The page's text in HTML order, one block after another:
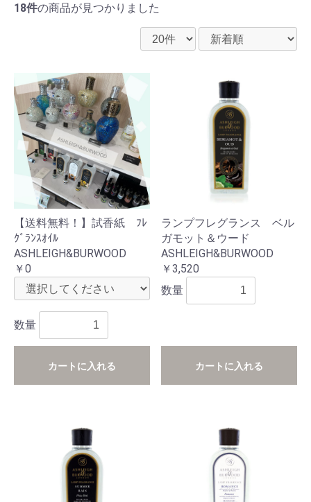
18件の商品が見つかりました
【送料無料！】試香紙 ﾌﾚ
ｸﾞﾗﾝｽｵｲﾙ
ASHLEIGH&BURWOOD
￥0
数量
カートに入れる
ランプフレグランス ベル
ガモット＆ウード
ASHLEIGH&BURWOOD
￥3,520
数量
カートに入れる